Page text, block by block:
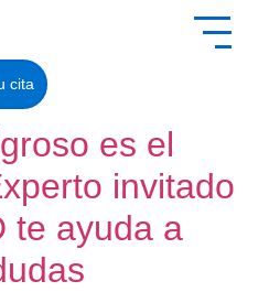
cita
es el
invitado
te ayuda a